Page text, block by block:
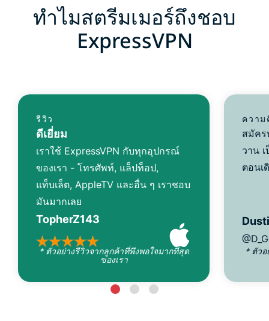
ทำไมสตรีมเมอร์ถึงชอบ
ExpressVPN
รีวิว
ดีเยี่ยม
เราใช้ ExpressVPN กับทุกอุปกรณ์
ของเรา - โทรศัพท์, แล็ปท็อป,
แท็บเล็ต, AppleTV และอื่น ๆ เราชอบ
มันมากเลย
TopherZ143
* ตัวอย่างรีวิวจากลูกค้าที่พึงพอใจมากที่สุด
ของเรา
ความ
สมัคร
วาน
ตอนเ
* ตัวอ